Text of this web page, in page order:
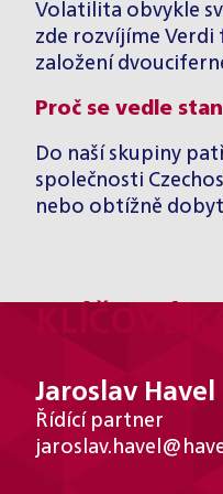
Volatilita obvykle
zde rozvíjíme
založení
Proč se vedle
Do naší skupiny
společnosti
nebo obtížně
Jaroslav Havel
Řídící partner